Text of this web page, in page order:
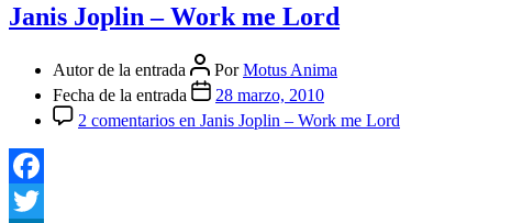
Janis Joplin – Work me Lord
Autor de la entrada PorMotus Anima
Fecha de la entrada
28 marzo, 2010
2 comentarios en Janis Joplin – Work me Lord
Facebook